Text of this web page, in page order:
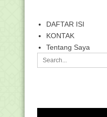
DAFTAR ISI
KONTAK
Tentang Saya